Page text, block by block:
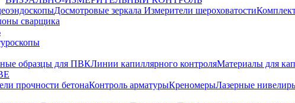
Досмотровые зеркалаИзмерители шероховатости
сварщика
образцы для ПВКЛинии капиллярного контроляМатериалы для
прочности бетонаКонтроль арматурыКреномерыЛазерные